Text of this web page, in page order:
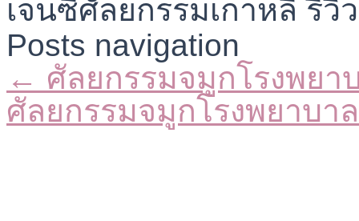
Posts navigation
← ศัลยกรรมจมูกโรงพยา
ศัลยกรรมจมูกโรงพยาบา